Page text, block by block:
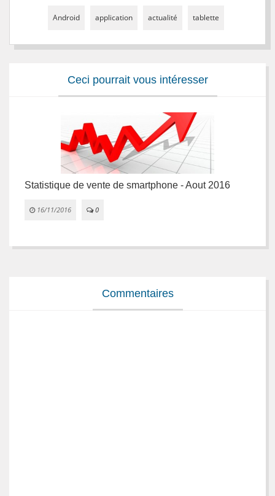
Android application actualité tablette
Ceci pourrait vous intéresser
Statistique de vente de smartphone - Aout 2016
16/11/2016 0
Commentaires